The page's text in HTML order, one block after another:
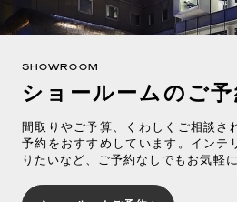
SHOWROOM
ショールームのご
間取りやご予算、くわしくご相談さ
予約をおすすめしています。インテ
りたいなど、ご予約なしでもお気軽